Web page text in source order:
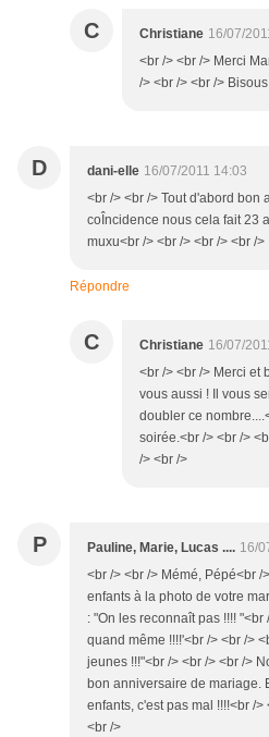
C Christiane 16/07/
<br /> <br /> Merci
/> <br /> <br />
D dani-elle 16/07/2011 14:03
<br /> <br /> Tout d'abord
coÎncidence nous cela fait 23
muxu<br /> <br /> <br /> <br />
Répondre
C Christiane 16/07/
<br /> <br /> Merci et
vous aussi ! Il vous
doubler ce
soirée.<br /> <br />
/> <br />
P Pauline, Marie, Lucas .... 16/
<br /> <br /> Mémé, Pépé<br
enfants à la photo de votre
: "On les reconnaît pas !!!!
quand même !!!!'<br /> <br />
jeunes !!!"<br /> <br /> <br />
bon anniversaire de mariage.
enfants, c'est pas mal !!!!<br /
<br />